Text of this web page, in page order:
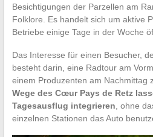
Besichtigungen der Parzellen am
Folklore. Es handelt sich um aktive
Betriebe einige Tage in der Woche
Das Interesse für einen Besucher,
besteht darin, eine Radtour am
einem Produzenten am Nachmittag
Wege des Cœur Pays de Retz
Tagesausflug integrieren , ohne
einzelnen Stationen das Auto